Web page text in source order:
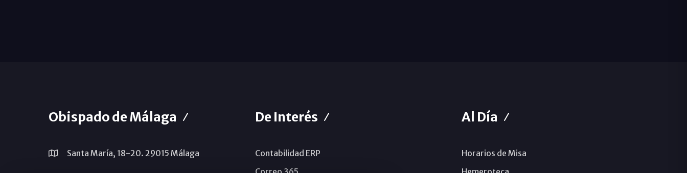
Obispado de Málaga
Santa María, 18-20. 29015 Málaga
De Interés
Contabilidad ERP
Al Día
Horarios de Misa